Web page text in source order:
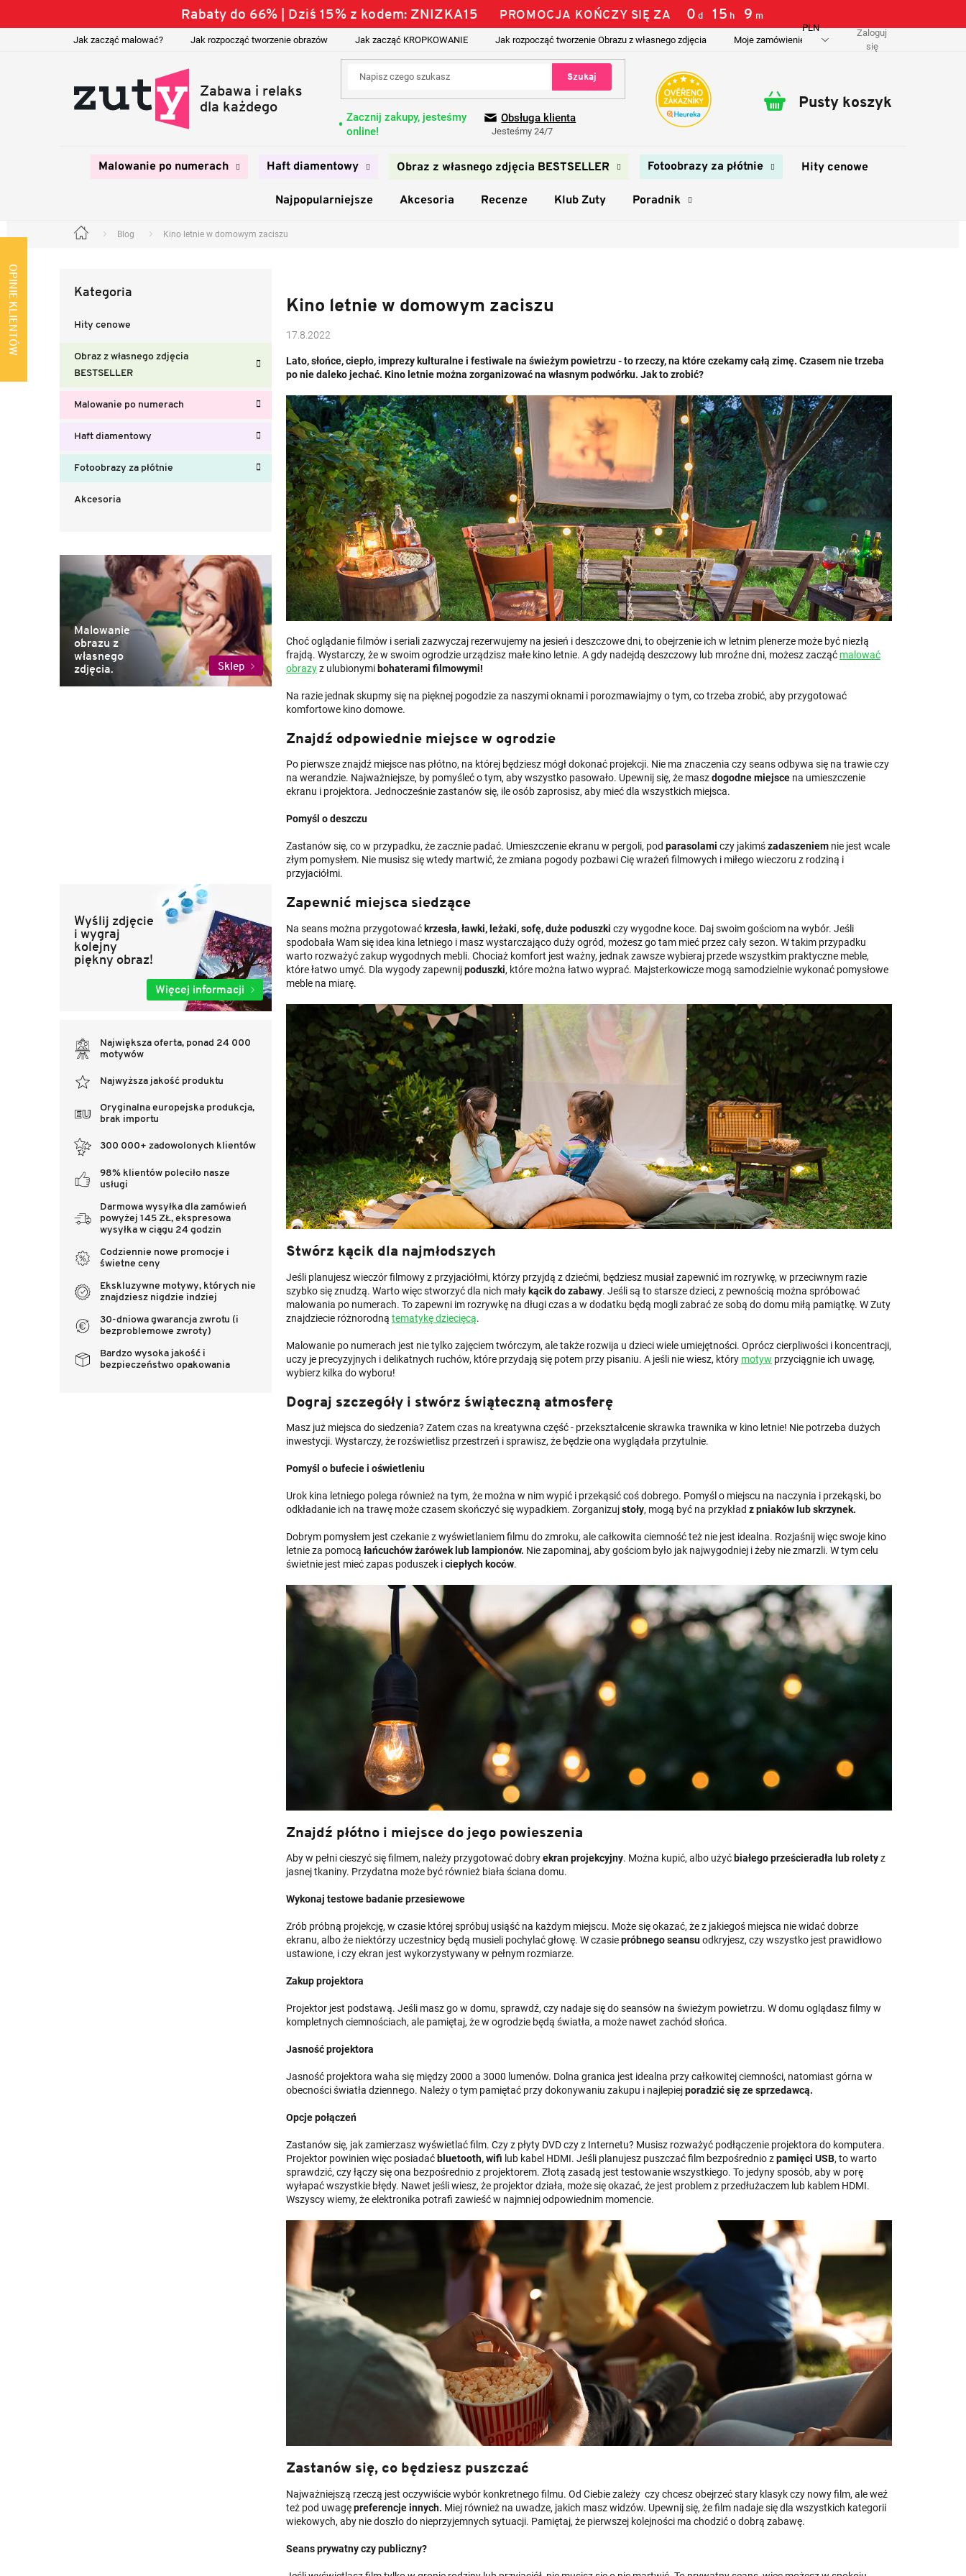
OPINIE KLIENTÓW
Rabaty do 66% | Dziś 15% z kodem: ZNIZKA15 PROMOCJA KOŃCZY SIĘ ZA 0 d 15 h 8 m
Jak zacząć malować? Jak rozpocząć tworzenie obrazów Jak zacząć KROPKOWANIE Jak rozpocząć tworzenie Obrazu z własnego zdjęcia Moje zamówienie Dostawa i płatność
PLN
Zaloguj
się
Szukaj
Zacznij zakupy, jesteśmy
online!
Obsługa klienta
Jesteśmy 24/7
Koszyk
Pusty koszyk
Malowanie po numerach Haft diamentowy Obraz z własnego zdjęcia BESTSELLER Fotoobrazy za płótnie Hity cenowe
Najpopularniejsze Akcesoria Recenze Klub Zuty Poradnik
Home Blog Kino letnie w domowym zaciszu
kategorie
Kategoria
Hity cenowe
Obraz z własnego zdjęcia
BESTSELLER
Malowanie po numerach
Haft diamentowy
Fotoobrazy za płótnie
Akcesoria
Malowanie
obrazu z
własnego
zdjęcia.
Sklep
Wyślij zdjęcie
i wygraj
kolejny
piękny obraz!
Więcej informacji
Największa oferta, ponad 24 000
motywów
Najwyższa jakość produktu
Oryginalna europejska produkcja,
brak importu
300 000+ zadowolonych klientów
98% klientów poleciło nasze
usługi
Darmowa wysyłka dla zamówień
powyżej 145 ZŁ, ekspresowa
wysyłka w ciągu 24 godzin
Codziennie nowe promocje i
świetne ceny
Ekskluzywne motywy, których nie
znajdziesz nigdzie indziej
30-dniowa gwarancja zwrotu (i
bezproblemowe zwroty)
Bardzo wysoka jakość i
bezpieczeństwo opakowania
Kino letnie w domowym zaciszu
17.8.2022
Lato, słońce, ciepło, imprezy kulturalne i festiwale na świeżym powietrzu - to rzeczy, na które czekamy całą zimę. Czasem nie trzeba
po nie daleko jechać. Kino letnie można zorganizować na własnym podwórku. Jak to zrobić?
Choć oglądanie filmów i seriali zazwyczaj rezerwujemy na jesień i deszczowe dni, to obejrzenie ich w letnim plenerze może być niezłą
frajdą. Wystarczy, że w swoim ogrodzie urządzisz małe kino letnie. A gdy nadejdą deszczowy lub mroźne dni, możesz zacząć malować
obrazyz ulubionymibohaterami filmowymi!
Na razie jednak skupmy się na pięknej pogodzie za naszymi oknami i porozmawiajmy o tym, co trzeba zrobić, aby przygotować
komfortowe kino domowe.
Znajdź odpowiednie miejsce w ogrodzie
Po pierwsze znajdź miejsce nas płótno, na której będziesz mógł dokonać projekcji. Nie ma znaczenia czy seans odbywa się na trawie czy
na werandzie. Najważniejsze, by pomyśleć o tym, aby wszystko pasowało. Upewnij się, że maszdogodne miejsce na umieszczenie
ekranu i projektora. Jednocześnie zastanów się, ile osób zaprosisz, aby mieć dla wszystkich miejsca.
Pomyśl o deszczu
Zastanów się, co w przypadku, że zacznie padać. Umieszczenie ekranu w pergoli, pod parasolami czy jakimśzadaszeniem nie jest wcale
złym pomysłem. Nie musisz się wtedy martwić, że zmiana pogody pozbawi Cię wrażeń filmowych i miłego wieczoru z rodziną i
przyjaciółmi.
Zapewnić miejsca siedzące
Na seans można przygotować krzesła, ławki, leżaki, sofę, duże poduszki czy wygodne koce. Daj swoim gościom na wybór. Jeśli
spodobała Wam się idea kina letniego i masz wystarczająco duży ogród, możesz go tam mieć przez cały sezon. W takim przypadku
warto rozważyć zakup wygodnych mebli. Chociaż komfort jest ważny, jednak zawsze wybieraj przede wszystkim praktyczne meble,
które łatwo umyć. Dla wygody zapewnijpoduszki, które można łatwo wyprać. Majsterkowicze mogą samodzielnie wykonać pomysłowe
meble na miarę.
Stwórz kącik dla najmłodszych
Jeśli planujesz wieczór filmowy z przyjaciółmi, którzy przyjdą z dziećmi, będziesz musiał zapewnić im rozrywkę, w przeciwnym razie
szybko się znudzą. Warto więc stworzyć dla nich mały kącik do zabawy. Jeśli są to starsze dzieci, z pewnością można spróbować
malowania po numerach. To zapewni im rozrywkę na długi czas a w dodatku będą mogli zabrać ze sobą do domu miłą pamiątkę. W Zuty
znajdziecie różnorodną tematykę dziecięcą.
Malowanie po numerach jest nie tylko zajęciem twórczym, ale także rozwija u dzieci wiele umiejętności. Oprócz cierpliwości i koncentracji,
uczy je precyzyjnych i delikatnych ruchów, które przydają się potem przy pisaniu. A jeśli nie wiesz, który motyw przyciągnie ich uwagę,
wybierz kilka do wyboru!
Dograj szczegóły i stwórz świąteczną atmosferę
Masz już miejsca do siedzenia? Zatem czas na kreatywna część - przekształcenie skrawka trawnika w kino letnie! Nie potrzeba dużych
inwestycji. Wystarczy, że rozświetlisz przestrzeń i sprawisz, że będzie ona wyglądała przytulnie.
Pomyśl o bufecie i oświetleniu
Urok kina letniego polega również na tym, że można w nim wypić i przekąsić coś dobrego. Pomyśl o miejscu na naczynia i przekąski, bo
odkładanie ich na trawę może czasem skończyć się wypadkiem. Zorganizujstoły, mogą być na przykład z pniaków lub skrzynek.
Dobrym pomysłem jest czekanie z wyświetlaniem filmu do zmroku, ale całkowita ciemność też nie jest idealna. Rozjaśnij więc swoje kino
letnie za pomocą łańcuchów żarówek lub lampionów. Nie zapominaj, aby gościom było jak najwygodniej i żeby nie zmarzli. W tym celu
świetnie jest mieć zapas poduszek iciepłych koców.
Znajdź płótno i miejsce do jego powieszenia
Aby w pełni cieszyć się filmem, należy przygotować dobryekran projekcyjny. Można kupić, albo użyć białego prześcieradła lub roletyz
jasnej tkaniny. Przydatna może być również biała ściana domu.
Wykonaj testowe badanie przesiewowe
Zrób próbną projekcję, w czasie której spróbuj usiąść na każdym miejscu. Może się okazać, że z jakiegoś miejsca nie widać dobrze
ekranu, albo że niektórzy uczestnicy będą musieli pochylać głowę. W czasiepróbnego seansuodkryjesz, czy wszystko jest prawidłowo
ustawione, i czy ekran jest wykorzystywany w pełnym rozmiarze.
Zakup projektora
Projektor jest podstawą. Jeśli masz go w domu, sprawdź, czy nadaje się do seansów na świeżym powietrzu. W domu oglądasz filmy w
kompletnych ciemnościach, ale pamiętaj, że w ogrodzie będą światła, a może nawet zachód słońca.
Jasność projektora
Jasność projektora waha się między 2000 a 3000 lumenów. Dolna granica jest idealna przy całkowitej ciemności, natomiast górna w
obecności światła dziennego. Należy o tym pamiętać przy dokonywaniu zakupu i najlepiejporadzić się ze sprzedawcą.
Opcje połączeń
Zastanów się, jak zamierzasz wyświetlać film. Czy z płyty DVD czy z Internetu? Musisz rozważyć podłączenie projektora do komputera.
Projektor powinien więc posiadać bluetooth, wifi lub kabel HDMI. Jeśli planujesz puszczać film bezpośrednio zpamięci USB, to warto
sprawdzić, czy łączy się ona bezpośrednio z projektorem. Złotą zasadą jest testowanie wszystkiego. To jedyny sposób, aby w porę
wyłapać wszystkie błędy. Nawet jeśli wiesz, że projektor działa, może się okazać, że jest problem z przedłużaczem lub kablem HDMI.
Wszyscy wiemy, że elektronika potrafi zawieść w najmniej odpowiednim momencie.
Zastanów się, co będziesz puszczać
Najważniejszą rzeczą jest oczywiście wybór konkretnego filmu. Od Ciebie zależy czy chcesz obejrzeć stary klasyk czy nowy film, ale weź
też pod uwagępreferencje innych. Miej również na uwadze, jakich masz widzów. Upewnij się, że film nadaje się dla wszystkich kategorii
wiekowych, aby nie doszło do nieprzyjemnych sytuacji. Pamiętaj, że pierwszej kolejności ma chodzić o dobrą zabawę.
Seans prywatny czy publiczny?